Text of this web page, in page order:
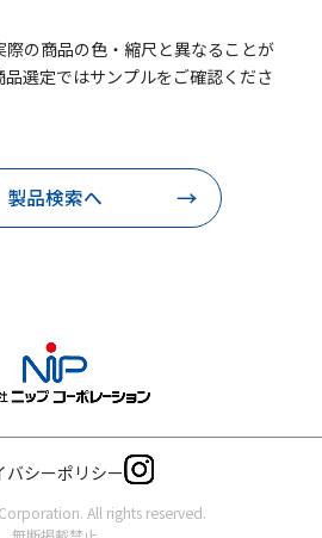
の商品の色・縮尺と異なることが
選定ではサンプルをご確認くださ
製品検索へ
バシーポリシー
All rights reserved.